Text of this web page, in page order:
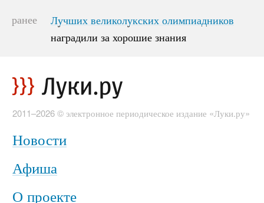
ранее
Лучших великолукских олимпиадников
наградили за хорошие знания
Лучших великолукских олимпиадников
наградили за хорошие знания
2011–2026 © электронное периодическое издание «Луки.ру»
Новости
Афиша
О проекте